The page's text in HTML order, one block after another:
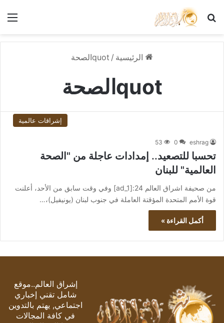
بحث عن
الرئيسية / quotالصحة
quotالصحة
إشراقات عالمية
eshrag
0
53
تحسبا للتصعيد.. إمدادات عاجلة من "الصحة
العالمية" للبنان
من صحيفة اشراق العالم 24:[ad_1] وفي وقت سابق من الأحد، أعلنت
قوة الأمم المتحدة المؤقتة العاملة في جنوب لبنان (يونيفيل)،…
أكمل القراءة »
إشراق العالم..موقع
شامل تقني إخباري
اجتماعي, يهتم بالتدوين
في كافة المجالات